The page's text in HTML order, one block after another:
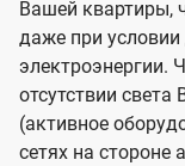
Вашей квартиры,
даже при
электроэнергии.
отсутствии
(активное
сетях на стороне